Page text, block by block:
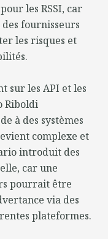
les RSSI, car
fournisseurs
les risques et
sur les API et les
Riboldi
à des systèmes
complexe et
introduit des
car une
pourrait être
via des
plateformes.